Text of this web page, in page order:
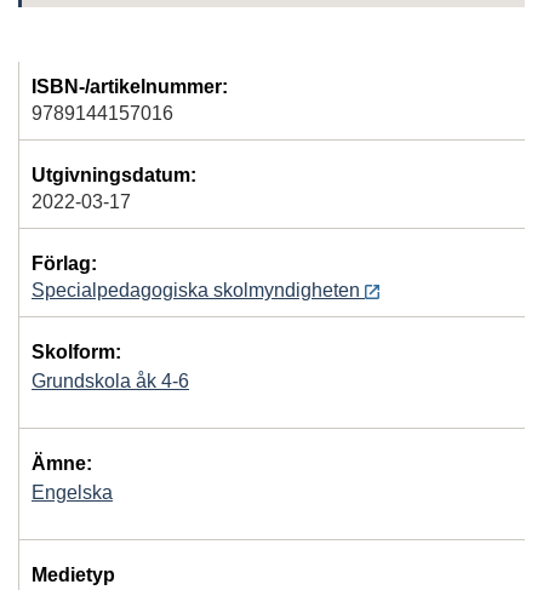
ISBN-/artikelnummer:
9789144157016
Utgivningsdatum:
2022-03-17
Förlag:
Specialpedagogiska skolmyndigheten
Skolform:
Grundskola åk 4-6
Ämne:
Engelska
Medietyp